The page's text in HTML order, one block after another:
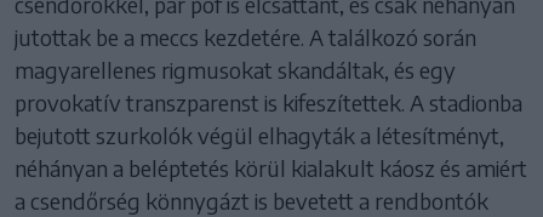
jutottak be a meccs kezdetére. A találkozó során
magyarellenes rigmusokat skandáltak, és egy
provokatív transzparenst is kifeszítettek. A stadionba
bejutott szurkolók végül elhagyták a létesítményt,
néhányan a beléptetés körül kialakult káosz és amiért
a csendőrség könnygázt is bevetett a rendbontók